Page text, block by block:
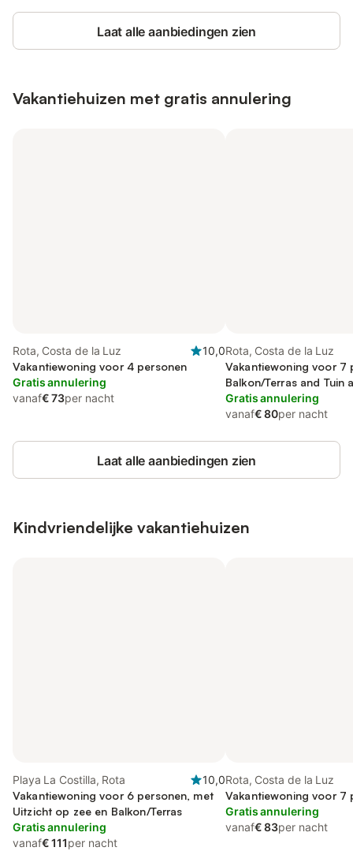
Laat alle aanbiedingen zien
Vakantiehuizen met gratis annulering
Rota, Costa de la Luz
10,0
Vakantiewoning voor 4 personen
Gratis annulering
vanaf€ 73per nacht
Rota, Costa de la Luz
Vakantiewoning voor 7
Balkon/Terras and Tuin
Zwembad
Gratis annulering
vanaf€ 80per nacht
Laat alle aanbiedingen zien
Kindvriendelijke vakantiehuizen
Playa La Costilla, Rota
10,0
Vakantiewoning voor 6 personen, met
Uitzicht op zee en Balkon/Terras
Gratis annulering
vanaf€ 111per nacht
Rota, Costa de la Luz
Vakantiewoning voor 7
Gratis annulering
vanaf€ 83per nacht